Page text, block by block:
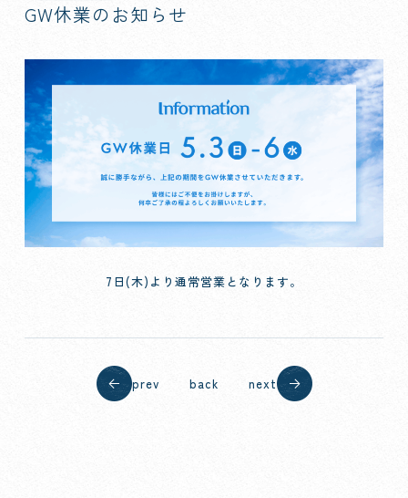
GW休業のお知らせ
7日(木)より通常営業となります。
prev back next